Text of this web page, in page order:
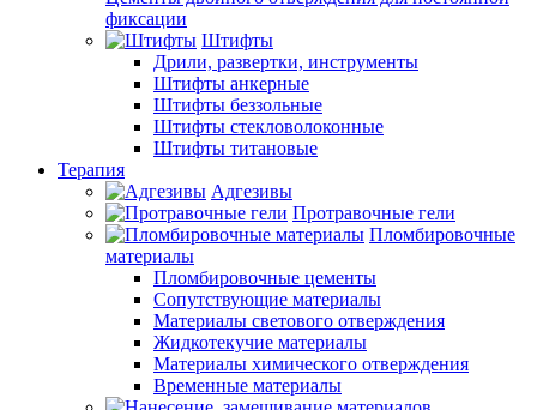
фиксации
Штифты
Дрили, развертки, инструменты
Штифты анкерные
Штифты беззольные
Штифты стекловолоконные
Штифты титановые
Терапия
Адгезивы
Протравочные гели
Пломбировочные
материалы
Пломбировочные цементы
Сопутствующие материалы
Материалы светового отверждения
Жидкотекучие материалы
Материалы химического отверждения
Временные материалы